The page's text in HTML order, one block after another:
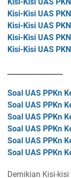
Kisi-Kisi UAS
Kisi-Kisi UAS
Kisi-Kisi UAS
Kisi-Kisi UAS
Soal UAS PPKn
Soal UAS PPKn
Soal UAS PPKn
Soal UAS PPKn
Soal UAS PPKn
Soal UAS PPKn
Demikian Kisi-